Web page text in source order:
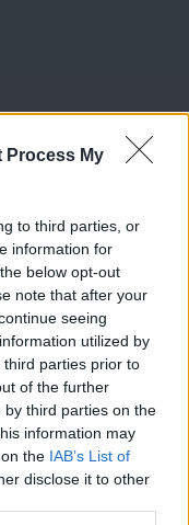
Process My
to third parties, or
information for
below opt-out
note that after your
seeing
utilized by
parties prior to
of the further
third parties on the
information may
the IAB’s List of
disclose it to other